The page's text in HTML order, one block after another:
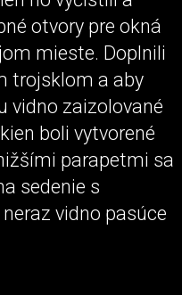
otvory pre okná
mieste. Doplnili
trojsklom a aby
vidno zaizolované
boli vytvorené
parapetmi sa
sedenie s
vidno pasúce